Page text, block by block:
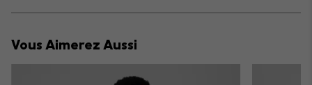
or
Vous Aimerez Aussi